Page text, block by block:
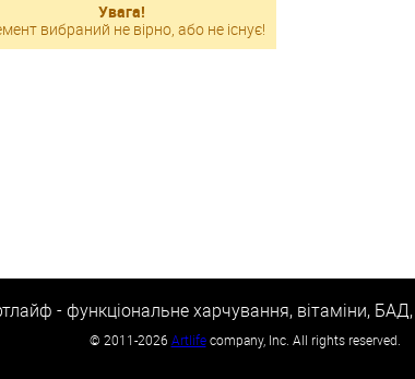
Увага!
вибраний не вірно, або не існує!
- функціональне харчування, вітаміни,
© 2011-2026 Artlifecompany, Inc. All rights reserved.